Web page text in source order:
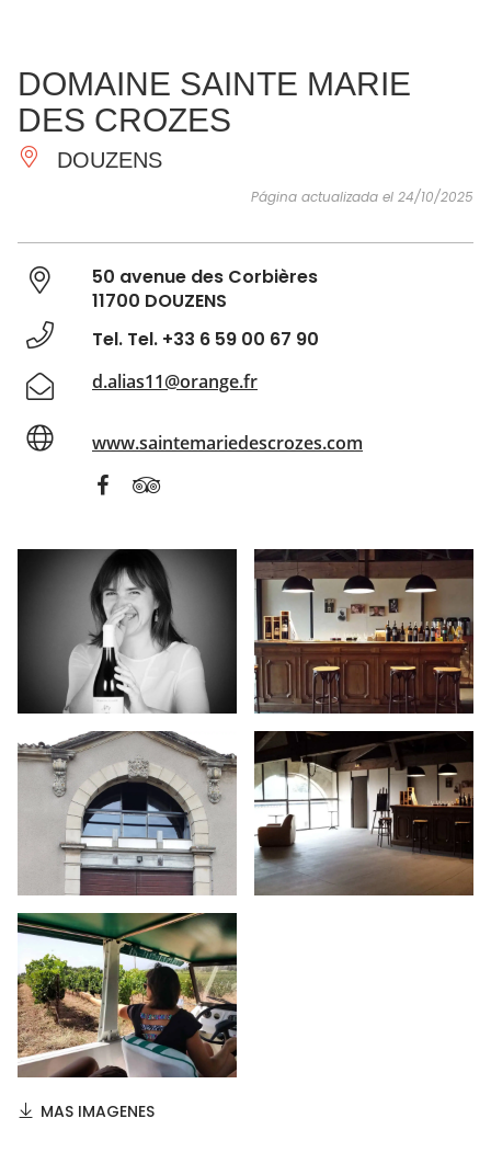
IMPRESCINDIBLES
HACER
INSPIRACIONES
DOMAINE SAINTE MARIE
DES CROZES
DOUZENS
Página actualizada el 24/10/2025
50 avenue des Corbières
11700 DOUZENS
Tel. Tel. +33 6 59 00 67 90
d.alias11@orange.fr
www.saintemariedescrozes.com
MAS IMAGENES